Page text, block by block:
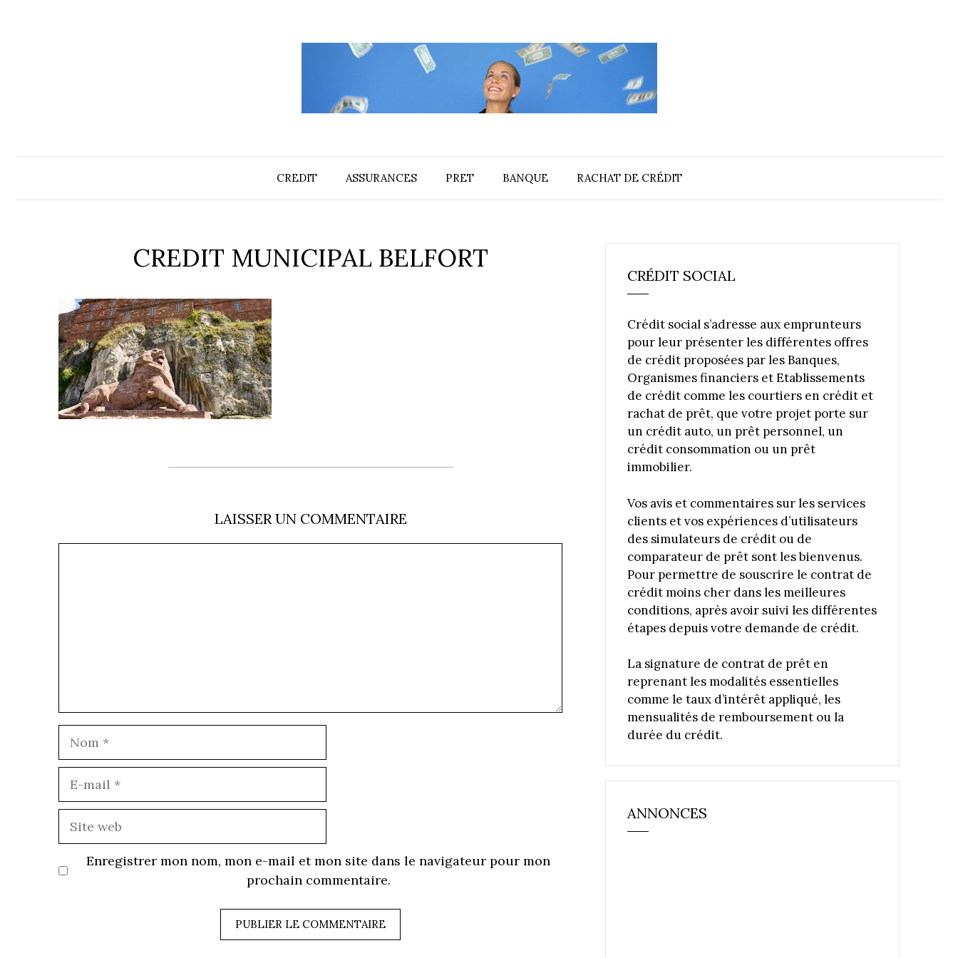
CREDIT ASSURANCES PRET BANQUE RACHAT DE CRÉDIT
CREDIT MUNICIPAL BELFORT
LAISSER UN COMMENTAIRE
Enregistrer mon nom, mon e-mail et mon site dans le navigateur pour mon
prochain commentaire.
CRÉDIT SOCIAL
Crédit social s’adresse aux emprunteurs
pour leur présenter les différentes offres
de crédit proposées par les Banques,
Organismes financiers et Etablissements
de crédit comme les courtiers en crédit et
rachat de prêt, que votre projet porte sur
un crédit auto, un prêt personnel, un
crédit consommation ou un prêt
immobilier.
Vos avis et commentaires sur les services
clients et vos expériences d’utilisateurs
des simulateurs de crédit ou de
comparateur de prêt sont les bienvenus.
Pour permettre de souscrire le contrat de
crédit moins cher dans les meilleures
conditions, après avoir suivi les différentes
étapes depuis votre demande de crédit.
La signature de contrat de prêt en
reprenant les modalités essentielles
comme le taux d’intérêt appliqué, les
mensualités de remboursement ou la
durée du crédit.
ANNONCES